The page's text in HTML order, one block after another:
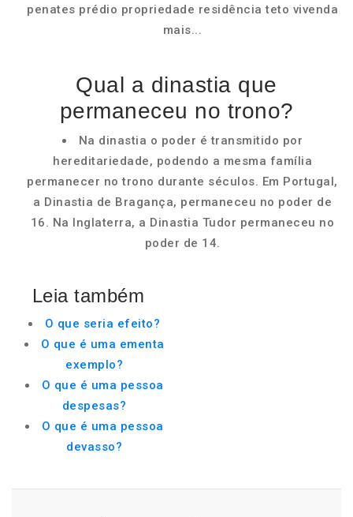
penates prédio propriedade residência teto vivenda
mais...
Qual a dinastia que
permaneceu no trono?
Na dinastia o poder é transmitido por
hereditariedade, podendo a mesma família
permanecer no trono durante séculos. Em Portugal,
a Dinastia de Bragança, permaneceu no poder de
16. Na Inglaterra, a Dinastia Tudor permaneceu no
poder de 14.
Leia também
O que seria efeito?
O que é uma ementa
exemplo?
O que é uma pessoa
despesas?
O que é uma pessoa
devasso?